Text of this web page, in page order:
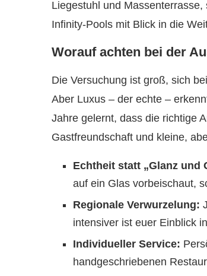
Liegestuhl und
Infinity-Pools mit Blick in die
Worauf achten bei der
Die Versuchung ist groß, sich
Aber Luxus – der echte –
Jahre gelernt, dass die richtige
Gastfreundschaft und kleine,
Echtheit statt „Glanz und
auf ein Glas vorbeischaut,
Regionale Verwurzelung:
intensiver ist euer Einblick
Individueller Service:
handgeschriebenen